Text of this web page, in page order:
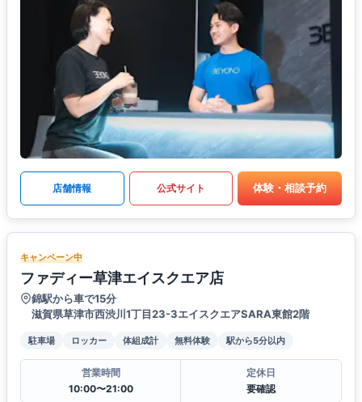
店舗情報 公式サイト 体験・相談予約
キャンペーン中
ファディー草津エイスクエア店
錦駅から車で15分
滋賀県草津市西渋川1丁目23-3エイスクエアSARA東館2階
駐車場 ロッカー 体組成計 無料体験 駅から5分以内
営業時間
10:00〜21:00
定休日
要確認